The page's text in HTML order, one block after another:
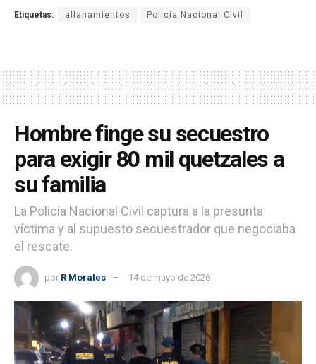
Etiquetas: allanamientos Policía Nacional Civil
Hombre finge su secuestro
para exigir 80 mil quetzales a
su familia
La Policía Nacional Civil captura a la presunta
víctima y al supuesto secuestrador que negociaba
el rescate.
por R Morales 14 de mayo de 2026